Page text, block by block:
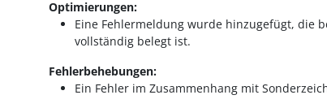
Optimierungen:
Eine Fehlermeldung wurde hinzugefügt, die
vollständig belegt ist.
Fehlerbehebungen:
Ein Fehler im Zusammenhang mit